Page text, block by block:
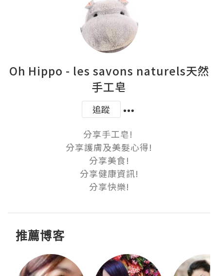
Oh Hippo - les savons naturels天然
手工皂
追蹤
分享手工皂!
分享護膚及美髮心得!
分享美食!
分享健康資訊!
分享快樂!
推薦博客